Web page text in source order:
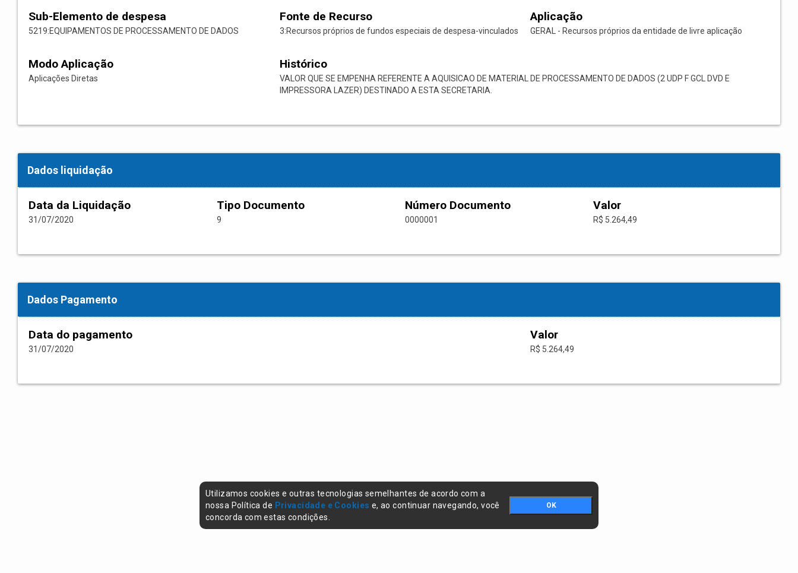
Sub-Elemento de despesa
5219:EQUIPAMENTOS DE PROCESSAMENTO DE DADOS
Fonte de Recurso
3:Recursos próprios de fundos especiais de despesa-vinculados
Aplicação
GERAL - Recursos próprios da entidade de livre aplicação
Modo Aplicação
Aplicações Diretas
Histórico
VALOR QUE SE EMPENHA REFERENTE A AQUISICAO DE MATERIAL DE PROCESSAMENTO DE DADOS (2 UDP F GCL DVD E
IMPRESSORA LAZER) DESTINADO A ESTA SECRETARIA.
Dados liquidação
Data da Liquidação
31/07/2020
Tipo Documento
9
Número Documento
0000001
Valor
R$ 5.264,49
Dados Pagamento
Data do pagamento
31/07/2020
Valor
R$ 5.264,49
Utilizamos cookies e outras tecnologias semelhantes de acordo com a
nossa Política de Privacidade e Cookies e, ao continuar navegando, você
concorda com estas condições.
OK